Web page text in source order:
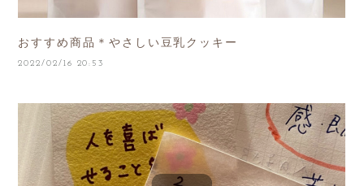
おすすめ商品＊やさしい豆乳クッキー
2022/02/16 20:53